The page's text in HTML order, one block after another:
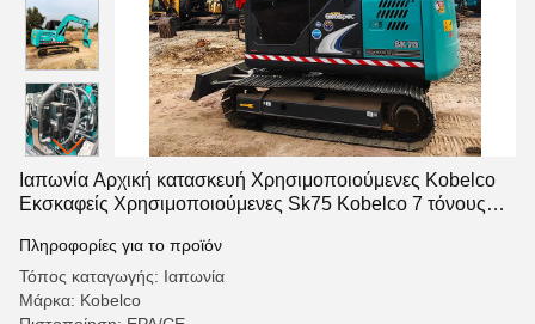
Ιαπωνία Αρχική κατασκευή Χρησιμοποιούμενες Kobelco
Εκσκαφείς Χρησιμοποιούμενες Sk75 Kobelco 7 τόνους
Πληροφορίες για το προϊόν
Τόπος καταγωγής: Ιαπωνία
Μάρκα: Kobelco